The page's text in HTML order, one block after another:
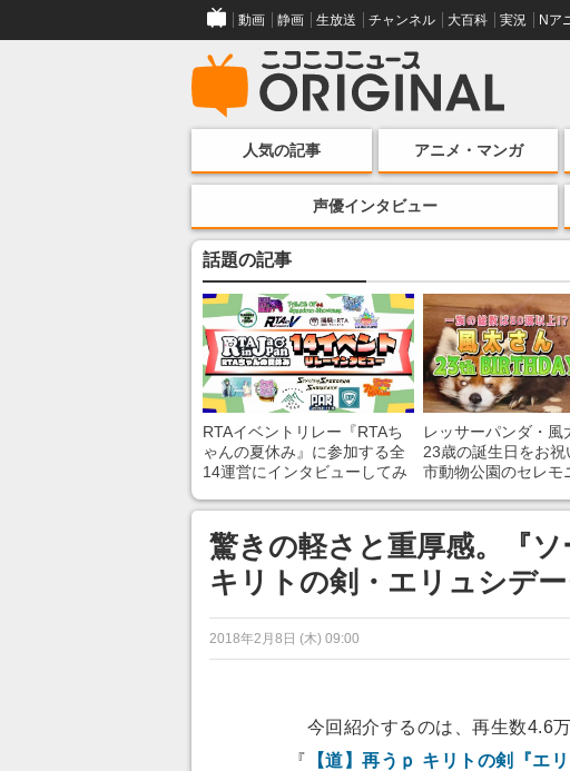
動画 静画 生放送 チャンネル 大百科 実況 Nア
人気の記事 アニメ・マンガ
声優インタビュー
話題の記事
RTAイベントリレー『RTAち
ゃんの夏休み』に参加する全
14運営にインタビューしてみ
ンネルの貸し出しを利用し8/9
から1週間にわたって開催
レッサーパンダ・風
23歳の誕生日をお祝
市動物公園のセレモ
驚きの軽さと重厚感。『
キリトの剣・エリュシデ
2018年2月8日 (木) 09:00
今回紹介するのは、再生数4.6
『 【道】再うｐ キリトの剣『エ